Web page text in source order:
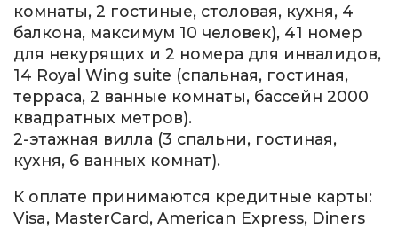
комнаты, 2 гостиные, столовая, кухня, 4
балкона, максимум 10 человек), 41 номер
для некурящих и 2 номера для инвалидов,
14 Royal Wing suite (спальная, гостиная,
терраса, 2 ванные комнаты, бассейн 2000
квадратных метров).
2-этажная вилла (3 спальни, гостиная,
кухня, 6 ванных комнат).
К оплате принимаются кредитные карты:
Visa, MasterCard, American Express, Diners